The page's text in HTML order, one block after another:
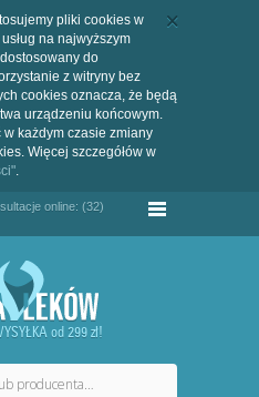
pliki cookies w
na najwyższym
do
z witryny bez
cookies oznacza, że będą
urządzeniu końcowym.
każdym czasie zmiany
Więcej szczegółów w
.
online: (32)
od 299 zł!